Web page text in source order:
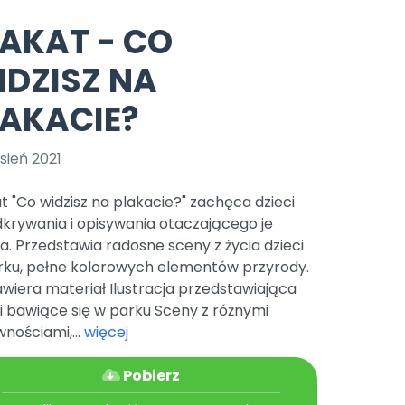
Archiwalne numery
Pomoc
Nowości
Zapowiedzi
czerwca 2024 r. uzyskała
Online.
Bliżej Pieska
Pomoc zwierzętom
Książka (dla) Przedszkolaka
Promowanie czytelnictwa
TikTok
Zobacz nas na TikToku
YouTube
- CO
NA
2021
"Co widzisz na plakacie?" zachęca dzieci
i opisywania otaczającego je
Przedstawia radosne sceny z życia dzieci
pełne kolorowych elementów przyrody.
materiał Ilustracja przedstawiająca
bawiące się w parku Sceny z różnymi
więcej
Pobierz